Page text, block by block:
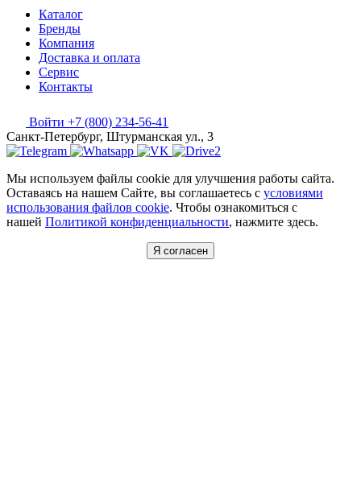
Каталог
Бренды
Компания
Доставка и оплата
Сервис
Контакты
Войти +7 (800) 234-56-41
Санкт-Петербург, Штурманская ул., 3
Мы используем файлы cookie для улучшения работы сайта.
Оставаясь на нашем Сайте, вы соглашаетесь с условиями
использования файлов cookie. Чтобы ознакомиться с
нашей Политикой конфиденциальности, нажмите здесь.
Я согласен